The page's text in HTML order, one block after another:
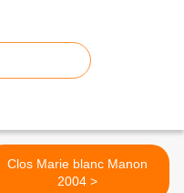
Clos Marie blanc Manon
2004 >